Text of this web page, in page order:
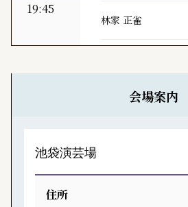
19:45
林家 正雀
会場案内
池袋演芸場
住所